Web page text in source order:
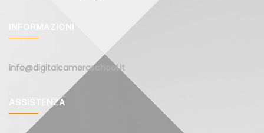
INFORMAZIONI
info@digitalcameraschool.it
ASSISTENZA